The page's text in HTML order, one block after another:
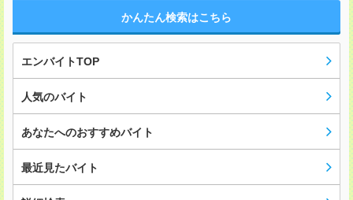
かんたん検索はこちら
エンバイトTOP
人気のバイト
あなたへのおすすめバイト
最近見たバイト